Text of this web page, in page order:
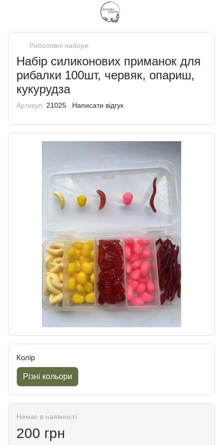
Риболовні набори
Набір силиконових приманок для
рибалки 100шт, червяк, опариш,
кукурудза
Артикул: 21025 Написати відгук
Колір
Різні кольори
Немає в наявності
200 грн